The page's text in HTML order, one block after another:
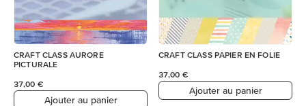
CRAFT CLASS AURORE
PICTURALE
37,00 €
Ajouter au panier
CRAFT CLASS PAPIER EN FOLIE
37,00 €
Ajouter au panier